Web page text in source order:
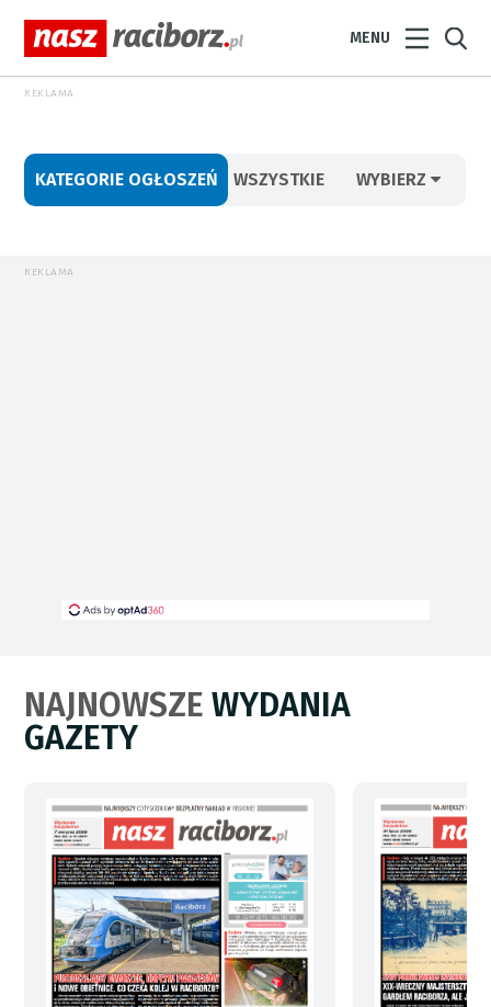
MENU
REKLAMA
KATEGORIE OGŁOSZEŃ WSZYSTKIE WYBIERZ
REKLAMA
NAJNOWSZEWYDANIA
GAZETY